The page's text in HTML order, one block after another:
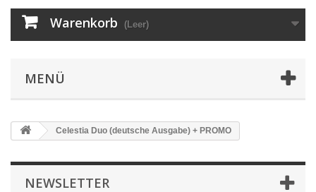
Warenkorb (Leer)
MENÜ
Celestia Duo (deutsche Ausgabe) + PROMO
NEWSLETTER